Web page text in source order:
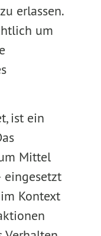
erlassen.
um
ist ein
Mittel
eingesetzt
Kontext